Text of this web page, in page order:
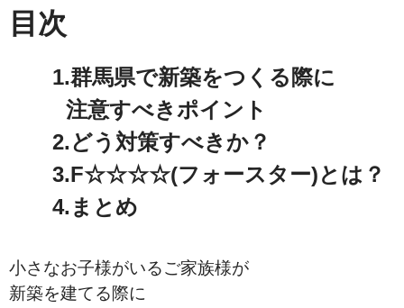
目次
1.群馬県で新築をつくる際に
注意すべきポイント
2.どう対策すべきか？
3.F☆☆☆☆(フォースター)とは？
4.まとめ
小さなお子様がいるご家族様が
新築を建てる際に